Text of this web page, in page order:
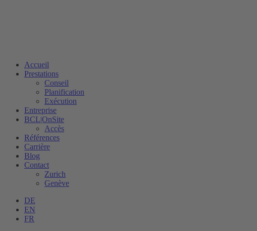
Accueil
Prestations
Conseil
Planification
Exécution
Entreprise
BCL|OnSite
Accès
Références
Carrière
Blog
Contact
Zurich
Genève
DE
EN
FR